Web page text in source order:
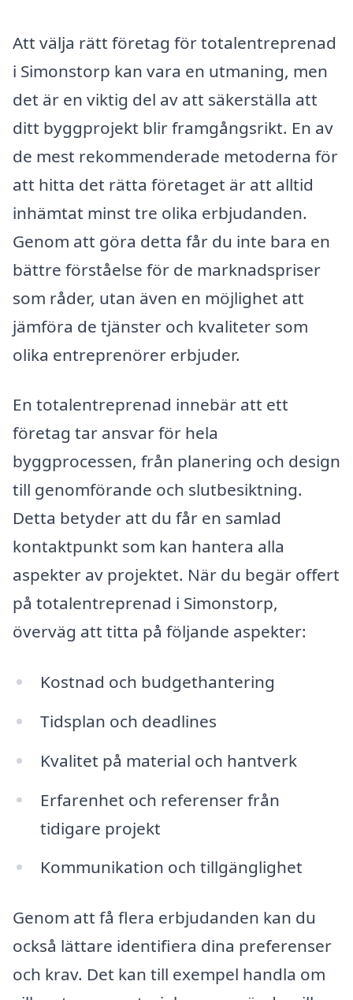
Att välja rätt företag för totalentreprenad
i Simonstorp kan vara en utmaning, men
det är en viktig del av att säkerställa att
ditt byggprojekt blir framgångsrikt. En av
de mest rekommenderade metoderna för
att hitta det rätta företaget är att alltid
inhämtat minst tre olika erbjudanden.
Genom att göra detta får du inte bara en
bättre förståelse för de marknadspriser
som råder, utan även en möjlighet att
jämföra de tjänster och kvaliteter som
olika entreprenörer erbjuder.
En totalentreprenad innebär att ett
företag tar ansvar för hela
byggprocessen, från planering och design
till genomförande och slutbesiktning.
Detta betyder att du får en samlad
kontaktpunkt som kan hantera alla
aspekter av projektet. När du begär offert
på totalentreprenad i Simonstorp,
överväg att titta på följande aspekter:
Kostnad och budgethantering
Tidsplan och deadlines
Kvalitet på material och hantverk
Erfarenhet och referenser från
tidigare projekt
Kommunikation och tillgänglighet
Genom att få flera erbjudanden kan du
också lättare identifiera dina preferenser
och krav. Det kan till exempel handla om